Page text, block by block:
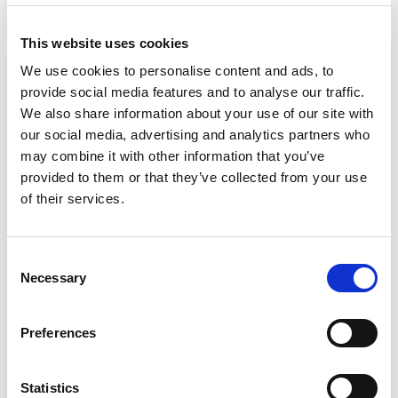
This website uses cookies
We use cookies to personalise content and ads, to
provide social media features and to analyse our traffic.
We also share information about your use of our site with
our social media, advertising and analytics partners who
may combine it with other information that you’ve
provided to them or that they’ve collected from your use
of their services.
Selection
Necessary
Preferences
Statistics
Distance en voiture de Gaiole in Chianti à l'Hotel Precise
House Montaperti Siena:25 KM, Affichez l'emplacement
exact de l'
hotel
Toutes les chambres de l'Hotel Montaperti ont un style
moderne, dynamique et polyvalent, conçu pour répondre
aux différents besoins de nos hôtes. Elles ont été
récemment rénovées et sont équipées de téléviseurs à
téléphone, minibar, sèche-cheveux, salle de bains privée et
en marbre !
Petit-déjeuner buffet
Possibilité de demander un petit-déjeuner à
Wi-Fi